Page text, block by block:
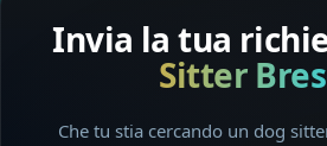
Invia la tua
Sitter
Che tu stia cercando un dog